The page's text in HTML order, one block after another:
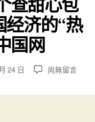
济的“热
国网
24 日
在
尚無留言